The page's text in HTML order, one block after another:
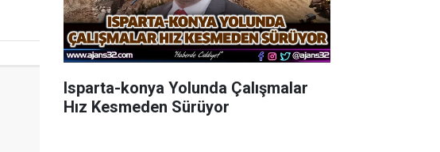
Isparta-konya Yolunda Çalışmalar
Hız Kesmeden Sürüyor